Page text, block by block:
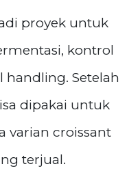
proyek untuk
kontrol
Setelah
dipakai untuk
varian croissant
terjual.